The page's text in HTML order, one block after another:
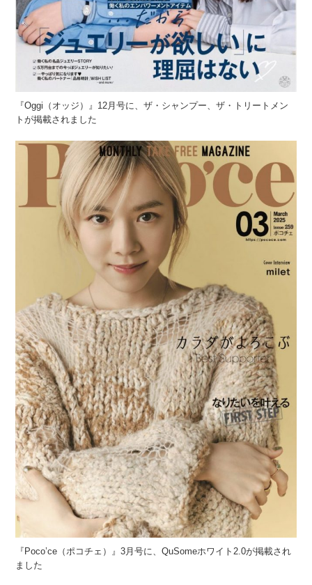
『Oggi（オッジ）』12月号に、ザ・シャンプー、ザ・トリートメン
トが掲載されました
『Poco’ce（ポコチェ）』3月号に、QuSomeホワイト2.0が掲載され
ました